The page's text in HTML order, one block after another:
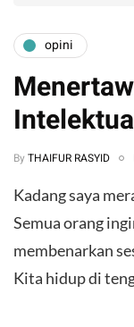
opini
By THAIFUR RASYID
Kadang saya
Semua orang
membenarkan
Kita hidup di